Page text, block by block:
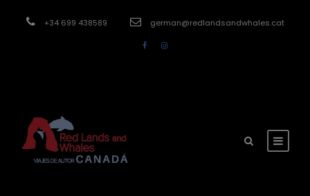
+34 699 438589 german@redlandsandwhales.cat